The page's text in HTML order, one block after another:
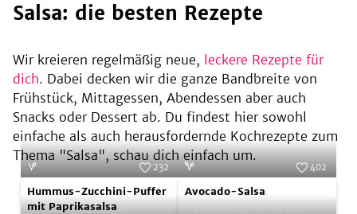
Salsa: die besten Rezepte
Wir kreieren regelmäßig neue, leckere Rezepte für
dich. Dabei decken wir die ganze Bandbreite von
Frühstück, Mittagessen, Abendessen aber auch
Snacks oder Dessert ab. Du findest hier sowohl
einfache als auch herausfordernde Kochrezepte zum
Thema "Salsa", schau dich einfach um.
Hummus-
Zucchini-
NOA GmbH & Co. KG
232
Hummus-Zucchini-Puffer
mit Paprikasalsa
Avocado-
Salsa
402
Avocado-Salsa